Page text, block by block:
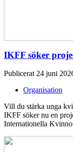
IKFF söker
Publicerat 24 juni
Organisation
Vill du stärka unga
IKFF söker nu en
Internationella